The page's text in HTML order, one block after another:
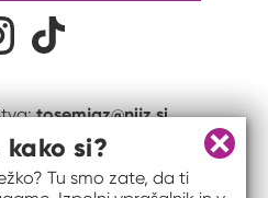
Na naš Instagram profil
tosemjaz@nijz.si
Zapri
kako si?
Tu smo zate, da ti